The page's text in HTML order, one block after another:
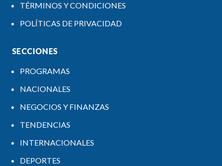
TÉRMINOS Y CONDICIONES
POLÍTICAS DE PRIVACIDAD
SECCIONES
PROGRAMAS
NACIONALES
NEGOCIOS Y FINANZAS
TENDENCIAS
INTERNACIONALES
DEPORTES